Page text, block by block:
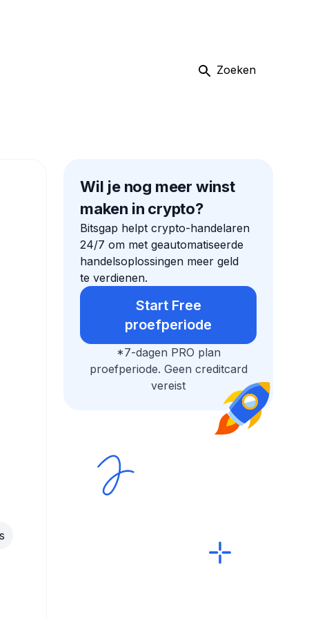
Zoeken
Wil je nog meer winst
maken in crypto?
Bitsgap helpt crypto-handelaren
24/7 om met geautomatiseerde
handelsoplossingen meer geld
te verdienen.
Start Free
proefperiode
*7-dagen PRO plan
proefperiode. Geen creditcard
vereist